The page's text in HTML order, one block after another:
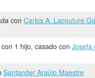
con Carlos A. Lacouture
1 hijo, casado con Josefa
Santander Araújo Maestre